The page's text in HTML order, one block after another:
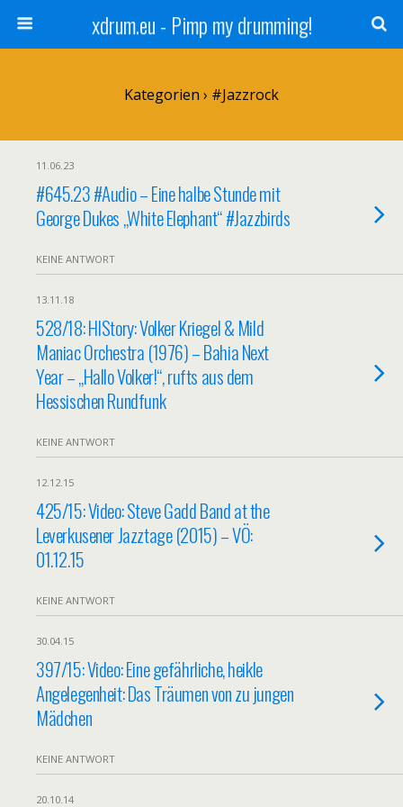
xdrum.eu - Pimp my drumming!
Kategorien › #Jazzrock
11.06.23
#645.23 #Audio – Eine halbe Stunde mit
George Dukes „White Elephant“ #Jazzbirds
KEINE ANTWORT
13.11.18
528/18: HIStory: Volker Kriegel & Mild
Maniac Orchestra (1976) – Bahia Next
Year – „Hallo Volker!“, rufts aus dem
Hessischen Rundfunk
KEINE ANTWORT
12.12.15
425/15: Video: Steve Gadd Band at the
Leverkusener Jazztage (2015) – VÖ:
01.12.15
KEINE ANTWORT
30.04.15
397/15: Video: Eine gefährliche, heikle
Angelegenheit: Das Träumen von zu jungen
Mädchen
KEINE ANTWORT
20.10.14